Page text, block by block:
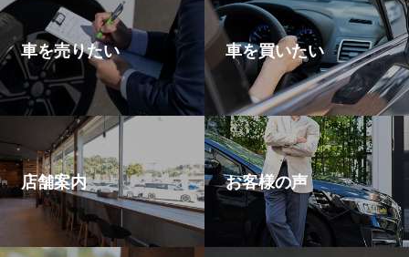
車を売りたい 車を買いたい
店舗案内 お客様の声